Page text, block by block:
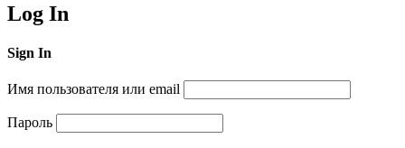
Log In
Sign In
Имя пользователя или email
Пароль